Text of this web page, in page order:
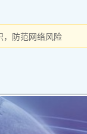
，防范网络风险